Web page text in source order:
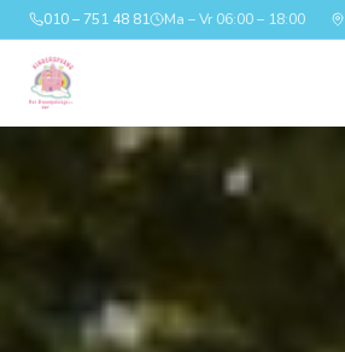
010 – 751 48 81 Ma – Vr 06:00 – 18:00